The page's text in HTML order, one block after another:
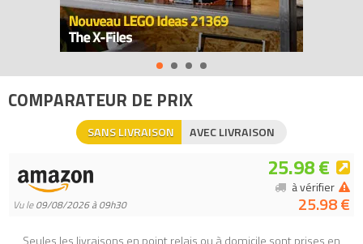
Tous les prix duLEGO Rangements 40310109 Tête de
rangement Squelette - Taille S ()sur Avenue de la brique,
comparateur de prix 100% LEGO.
Codes EAN du LEGO Rangements 40310109 : 5701922403157,
3000000180204.
COMPARATEUR DE PRIX
SANS LIVRAISON AVEC LIVRAISON
Vu le09/08/2026 à 09h30
25.98 €
25.98 €
à vérifier